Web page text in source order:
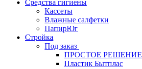
Средства гигиены
Кассеты
Влажные салфетки
ПапирЮг
Стройка
Под заказ
ПРОСТОЕ РЕШЕНИЕ
Пластик Бытплас